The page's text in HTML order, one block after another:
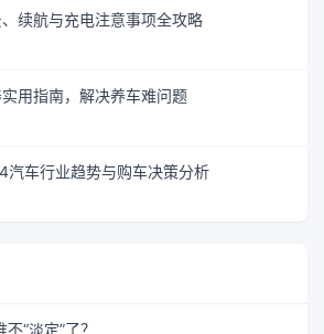
续航与充电注意事项全攻略
用指南，解决养车难问题
汽车行业趋势与购车决策分析
“淡定”了？